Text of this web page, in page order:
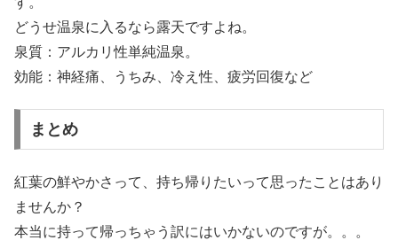
どうせ温泉に入るなら露天ですよね。
泉質：アルカリ性単純温泉。
効能：神経痛、うちみ、冷え性、疲労回復など
まとめ
紅葉の鮮やかさって、持ち帰りたいって思ったことはあり
ませんか？
本当に持って帰っちゃう訳にはいかないのですが。。。